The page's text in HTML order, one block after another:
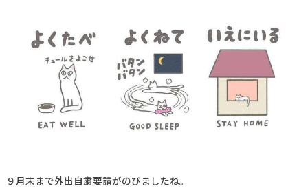
９月末まで外出自粛要請がのびましたね。